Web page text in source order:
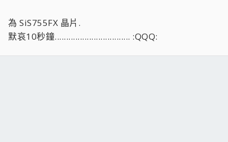
為 SiS755FX 晶片.
默哀10秒鐘................................. :QQQ: